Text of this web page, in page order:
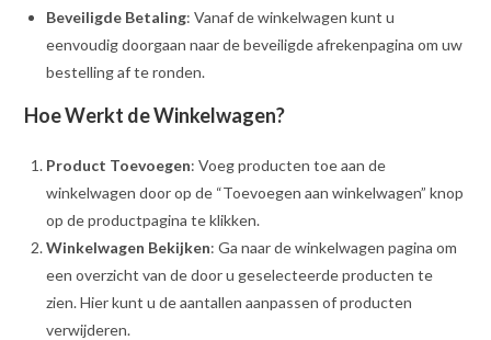
Beveiligde Betaling: Vanaf de winkelwagen kunt u
eenvoudig doorgaan naar de beveiligde afrekenpagina om uw
bestelling af te ronden.
Hoe Werkt de Winkelwagen?
Product Toevoegen: Voeg producten toe aan de
winkelwagen door op de “Toevoegen aan winkelwagen” knop
op de productpagina te klikken.
Winkelwagen Bekijken: Ga naar de winkelwagen pagina om
een overzicht van de door u geselecteerde producten te
zien. Hier kunt u de aantallen aanpassen of producten
verwijderen.